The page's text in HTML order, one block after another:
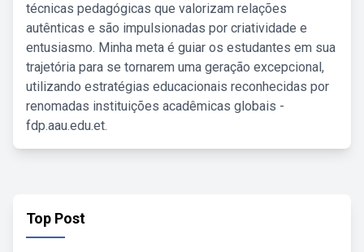
técnicas pedagógicas que valorizam relações
autênticas e são impulsionadas por criatividade e
entusiasmo. Minha meta é guiar os estudantes em sua
trajetória para se tornarem uma geração excepcional,
utilizando estratégias educacionais reconhecidas por
renomadas instituições acadêmicas globais -
fdp.aau.edu.et.
Top Post